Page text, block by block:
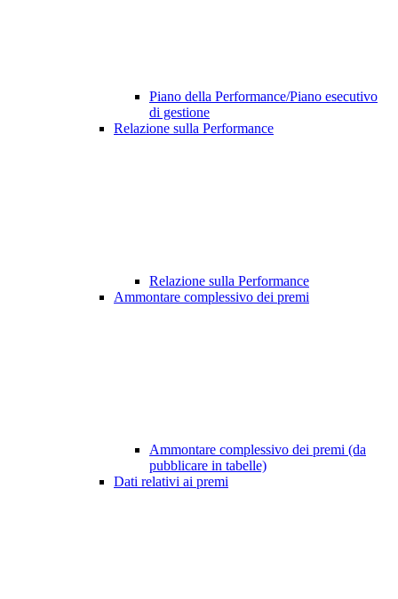
Piano della Performance/Piano esecutivo
di gestione
Relazione sulla Performance
Relazione sulla Performance
Ammontare complessivo dei premi
Ammontare complessivo dei premi (da
pubblicare in tabelle)
Dati relativi ai premi